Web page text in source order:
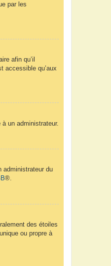
par les
afin qu’il
accessible qu’aux
un administrateur.
administrateur du
®.
des étoiles
ou propre à